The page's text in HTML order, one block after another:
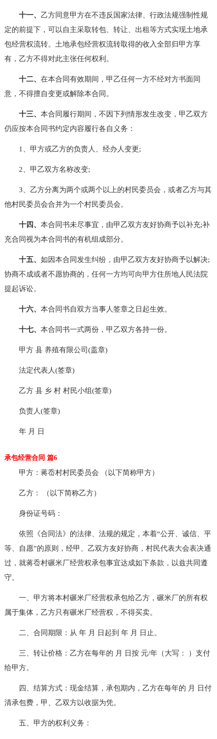
十一、 乙方同意甲方在不违反国家法律、行政法规强制性规
定的前提下，可以自主采取转包、转让、出租等方式实现土地承
包经营权流转。土地承包经营权流转取得的收入全部归甲方享
有，乙方不得对此主张任何权利。
十二、 在本合同有效期间，甲乙任何一方不经对方书面同
意，不得擅自变更或解除本合同。
十三、 本合同履行期间，不因下列情形发生改变，甲乙双方
仍应按本合同书约定内容履行各自义务：
1、甲方或乙方的负责人、经办人变更;
2、甲乙双方名称改变;
3、乙方分离为两个或两个以上的村民委员会，或者乙方与其
他村民委员会合并为一个村民委员会。
十四、 本合同书未尽事宜，由甲乙双方友好协商予以补充;补
充合同视为本合同书的有机组成部分。
十五、 如因本合同发生纠纷，由甲乙双方友好协商予以解决;
协商不成或者不愿协商的，任何一方均可向甲方住所地人民法院
提起诉讼。
十六、 本合同书自双方当事人签章之日起生效。
十七、 本合同书一式两份，甲乙双方各持一份。
甲方 县 养殖有限公司(盖章)
法定代表人(签章)
乙方 县 乡 村 村民小组(签章)
负责人(签章)
年 月 日
承包经营合同 篇6
甲方：蒋岙村村民委员会 （以下简称甲方）
乙方： （以下简称乙方）
身份证号码：
依照《合同法》的法律、法规的规定，本着“公开、诚信、平
等、自愿”的原则，经甲、乙双方友好协商，村民代表大会表决通
过，就蒋岙村碾米厂经营权承包事宜达成如下条款，以兹共同遵
守。
一、甲方将本村碾米厂经营权承包给乙方，碾米厂的所有权
属于集体，乙方只有碾米厂经营权，不得买卖。
二、合同期限：从 年 月 日起到 年 月 日止。
三、转让价格：乙方在每年的 月 日按 元/年（大写： ）支付
给甲方。
四、结算方式：现金结算，承包期内，乙方在每年的 月 日付
清承包费，甲、乙双方以收据为凭。
五、甲方的权利义务：